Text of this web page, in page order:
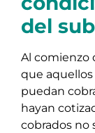
del
Al comienzo
que aquellos
puedan
hayan
cobrados no